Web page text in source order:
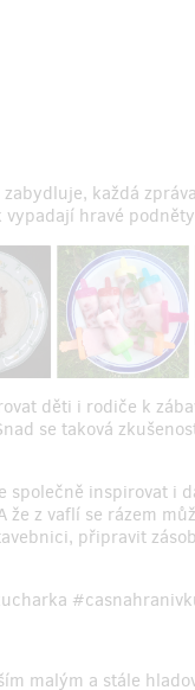
každá
hravé
děti i rodiče k
se taková
inspirovat i
že z vaflí se rázem
připravit
malým a stále